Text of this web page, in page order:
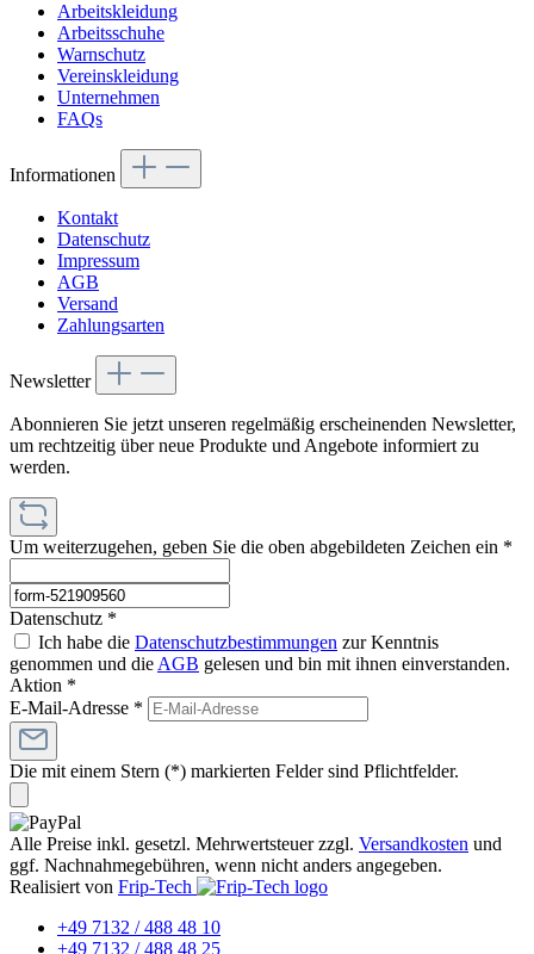
Arbeitskleidung
Arbeitsschuhe
Warnschutz
Vereinskleidung
Unternehmen
FAQs
Informationen
Kontakt
Datenschutz
Impressum
AGB
Versand
Zahlungsarten
Newsletter
Abonnieren Sie jetzt unseren regelmäßig erscheinenden Newsletter,
um rechtzeitig über neue Produkte und Angebote informiert zu
werden.
Um weiterzugehen, geben Sie die oben abgebildeten Zeichen ein *
Datenschutz *
Ich habe die Datenschutzbestimmungen zur Kenntnis
genommen und die AGB gelesen und bin mit ihnen einverstanden.
Aktion *
E-Mail-Adresse *
Die mit einem Stern (*) markierten Felder sind Pflichtfelder.
Alle Preise inkl. gesetzl. Mehrwertsteuer zzgl. Versandkosten und
ggf. Nachnahmegebühren, wenn nicht anders angegeben.
Realisiert von Frip-Tech
+49 7132 / 488 48 10
+49 7132 / 488 48 25